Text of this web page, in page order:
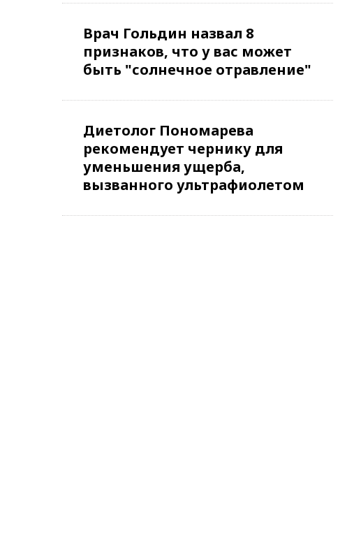
Врач Гольдин назвал 8
признаков, что у вас может
быть "солнечное отравление"
Диетолог Пономарева
рекомендует чернику для
уменьшения ущерба,
вызванного ультрафиолетом